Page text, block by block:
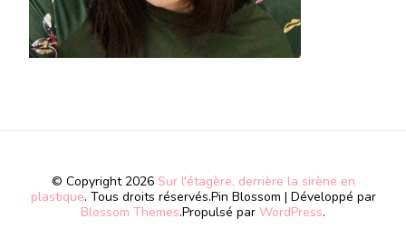
© Copyright 2026 Sur l'étagère, derrière la sirène en
plastique. Tous droits réservés.Pin Blossom | Développé par
Blossom Themes.Propulsé par WordPress.